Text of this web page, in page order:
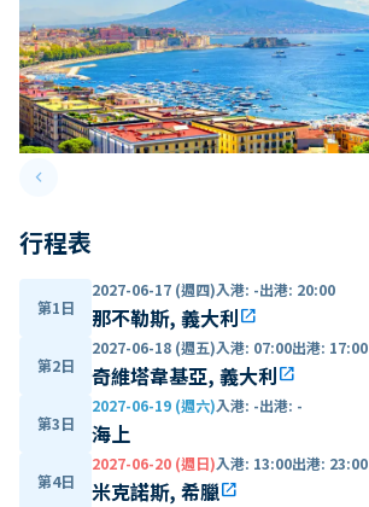
keyboard_arrow_leftPrevious slide
行程表
第1日
2027-06-17 (週四)入港: -出港: 20:00
那不勒斯, 義大利open_in_new
第2日
2027-06-18 (週五)入港: 07:00出港: 17:00
奇維塔韋基亞, 義大利open_in_new
第3日
2027-06-19 (週六)入港: -出港: -
海上
第4日
2027-06-20 (週日)入港: 13:00出港: 23:00
米克諾斯, 希臘open_in_new